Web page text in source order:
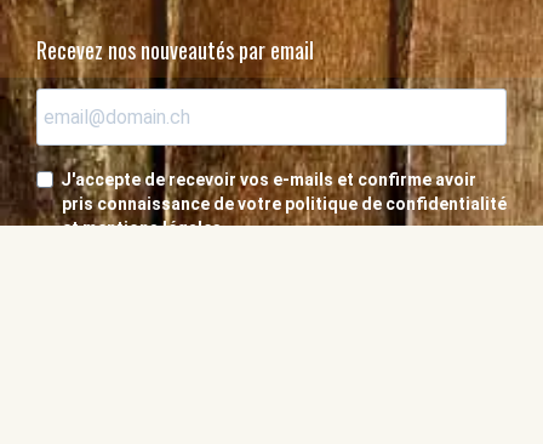
Recevez nos nouveautés par email
J'accepte de recevoir vos e-mails et confirme avoir
pris connaissance de votre politique de confidentialité
et mentions légales.